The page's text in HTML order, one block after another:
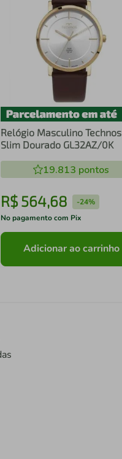
Relógio Masculino Technos
Slim Dourado GL32AZ/0K
19.813 pontos
R$ 564,68 -24%
No pagamento com Pix
Adicionar ao carrinho